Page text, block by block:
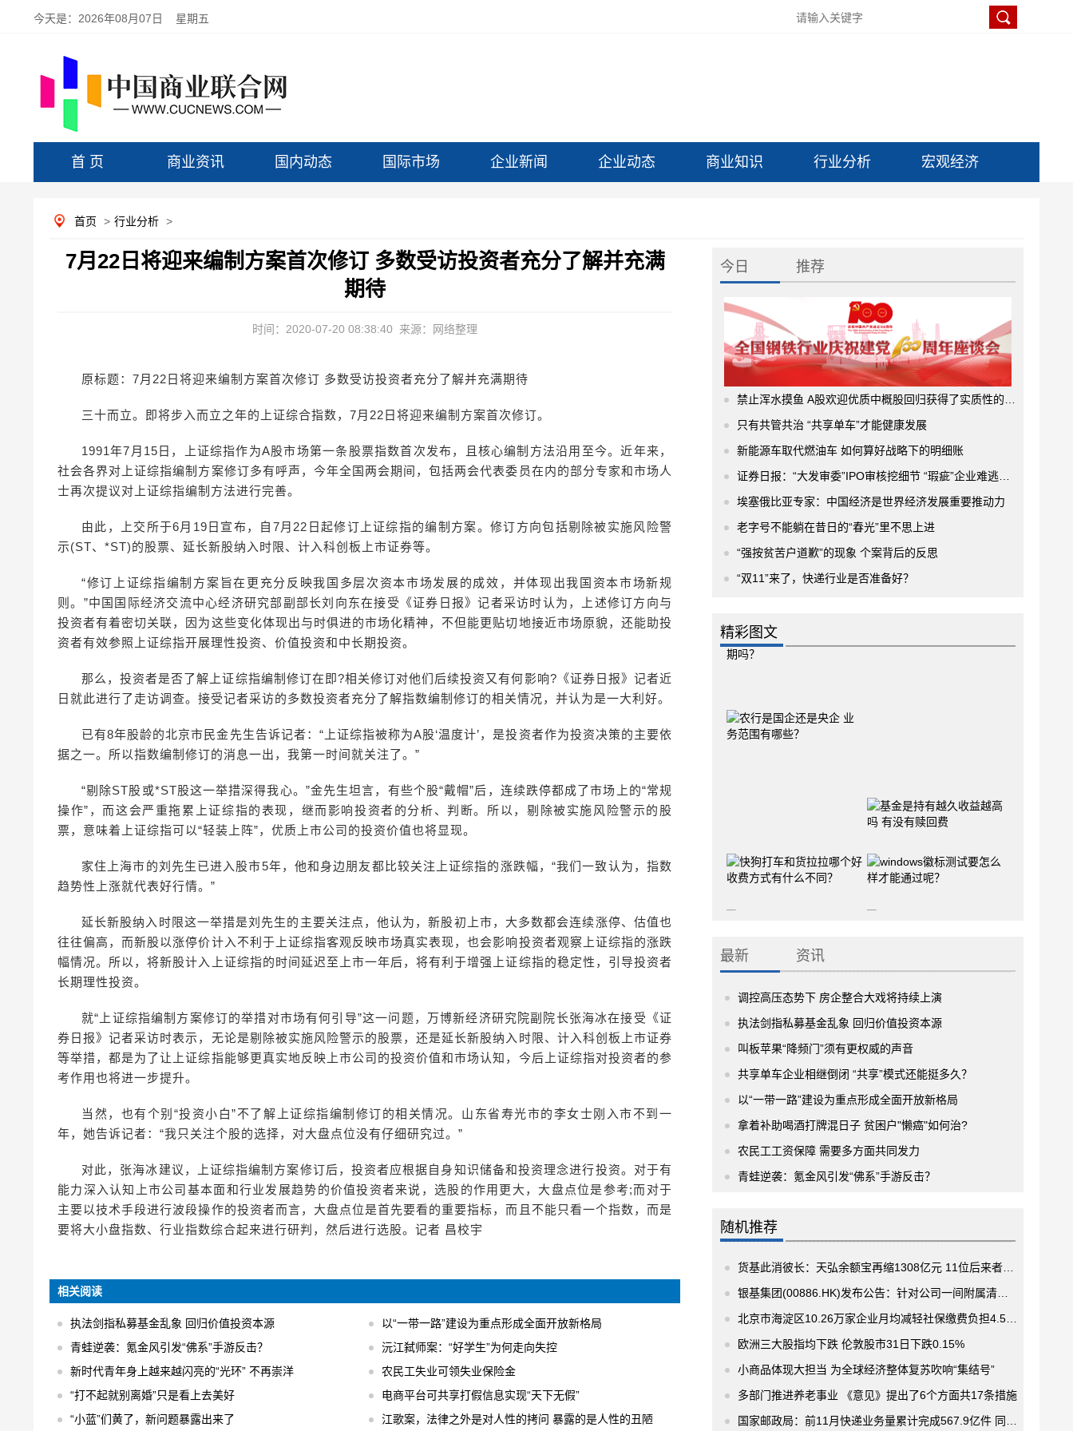
今天是： 2026年08月07日 星期五
首 页 商业资讯 国内动态 国际市场 企业新闻 企业动态 商业知识 行业分析 宏观经济
首页 > 行业分析 >
7月22日将迎来编制方案首次修订 多数受访投资者充分了解并充满
期待
时间：2020-07-20 08:38:40 来源：网络整理
原标题：7月22日将迎来编制方案首次修订 多数受访投资者充分了解并充满期待
三十而立。即将步入而立之年的上证综合指数，7月22日将迎来编制方案首次修订。
1991年7月15日，上证综指作为A股市场第一条股票指数首次发布，且核心编制方法沿用至今。近年来，
社会各界对上证综指编制方案修订多有呼声，今年全国两会期间，包括两会代表委员在内的部分专家和市场人
士再次提议对上证综指编制方法进行完善。
由此，上交所于6月19日宣布，自7月22日起修订上证综指的编制方案。修订方向包括剔除被实施风险警
示(ST、*ST)的股票、延长新股纳入时限、计入科创板上市证券等。
“修订上证综指编制方案旨在更充分反映我国多层次资本市场发展的成效，并体现出我国资本市场新规
则。”中国国际经济交流中心经济研究部副部长刘向东在接受《证券日报》记者采访时认为，上述修订方向与
投资者有着密切关联，因为这些变化体现出与时俱进的市场化精神，不但能更贴切地接近市场原貌，还能助投
资者有效参照上证综指开展理性投资、价值投资和中长期投资。
那么，投资者是否了解上证综指编制修订在即?相关修订对他们后续投资又有何影响?《证券日报》记者近
日就此进行了走访调查。接受记者采访的多数投资者充分了解指数编制修订的相关情况，并认为是一大利好。
已有8年股龄的北京市民金先生告诉记者：“上证综指被称为A股‘温度计’，是投资者作为投资决策的主要依
据之一。所以指数编制修订的消息一出，我第一时间就关注了。”
“剔除ST股或*ST股这一举措深得我心。”金先生坦言，有些个股“戴帽”后，连续跌停都成了市场上的“常规
操作”，而这会严重拖累上证综指的表现，继而影响投资者的分析、判断。所以，剔除被实施风险警示的股
票，意味着上证综指可以“轻装上阵”，优质上市公司的投资价值也将显现。
家住上海市的刘先生已进入股市5年，他和身边朋友都比较关注上证综指的涨跌幅，“我们一致认为，指数
趋势性上涨就代表好行情。”
延长新股纳入时限这一举措是刘先生的主要关注点，他认为，新股初上市，大多数都会连续涨停、估值也
往往偏高，而新股以涨停价计入不利于上证综指客观反映市场真实表现，也会影响投资者观察上证综指的涨跌
幅情况。所以，将新股计入上证综指的时间延迟至上市一年后，将有利于增强上证综指的稳定性，引导投资者
长期理性投资。
就“上证综指编制方案修订的举措对市场有何引导”这一问题，万博新经济研究院副院长张海冰在接受《证
券日报》记者采访时表示，无论是剔除被实施风险警示的股票，还是延长新股纳入时限、计入科创板上市证券
等举措，都是为了让上证综指能够更真实地反映上市公司的投资价值和市场认知，今后上证综指对投资者的参
考作用也将进一步提升。
当然，也有个别“投资小白”不了解上证综指编制修订的相关情况。山东省寿光市的李女士刚入市不到一
年，她告诉记者：“我只关注个股的选择，对大盘点位没有仔细研究过。”
对此，张海冰建议，上证综指编制方案修订后，投资者应根据自身知识储备和投资理念进行投资。对于有
能力深入认知上市公司基本面和行业发展趋势的价值投资者来说，选股的作用更大，大盘点位是参考;而对于
主要以技术手段进行波段操作的投资者而言，大盘点位是首先要看的重要指标，而且不能只看一个指数，而是
要将大小盘指数、行业指数综合起来进行研判，然后进行选股。记者 昌校宇
相关阅读
执法剑指私募基金乱象 回归价值投资本源
以“一带一路”建设为重点形成全面开放新格局
青蛙逆袭：氪金风引发“佛系”手游反击？
沅江弑师案：“好学生”为何走向失控
新时代青年身上越来越闪亮的“光环” 不再崇洋
农民工失业可领失业保险金
“打不起就别离婚”只是看上去美好
电商平台可共享打假信息实现“天下无假”
“小蓝”们黄了，新问题暴露出来了
江歌案，法律之外是对人性的拷问 暴露的是人性的丑陋
今日 推荐
禁止浑水摸鱼 A股欢迎优质中概股回归获得了实质性的进展
只有共管共治 “共享单车”才能健康发展
新能源车取代燃油车 如何算好战略下的明细账
证券日报：“大发审委”IPO审核挖细节 “瑕疵”企业难逃法眼
埃塞俄比亚专家：中国经济是世界经济发展重要推动力
老字号不能躺在昔日的“春光”里不思上进
“强按贫苦户道歉”的现象 个案背后的反思
“双11”来了，快递行业是否准备好？
精彩图文
最新 资讯
调控高压态势下 房企整合大戏将持续上演
执法剑指私募基金乱象 回归价值投资本源
叫板苹果“降频门”须有更权威的声音
共享单车企业相继倒闭 “共享”模式还能挺多久？
以“一带一路”建设为重点形成全面开放新格局
拿着补助喝酒打牌混日子 贫困户"懒癌"如何治?
农民工工资保障 需要多方面共同发力
青蛙逆袭：氪金风引发“佛系”手游反击？
随机推荐
货基此消彼长：天弘余额宝再缩1308亿元 11位后来者吸金1465亿
银基集团(00886.HK)发布公告：针对公司一间附属清盘呈请聆讯押后
北京市海淀区10.26万家企业月均减轻社保缴费负担4.5亿元
欧洲三大股指均下跌 伦敦股市31日下跌0.15%
小商品体现大担当 为全球经济整体复苏吹响“集结号”
多部门推进养老事业 《意见》提出了6个方面共17条措施
国家邮政局：前11月快递业务量累计完成567.9亿件 同比增25.4%